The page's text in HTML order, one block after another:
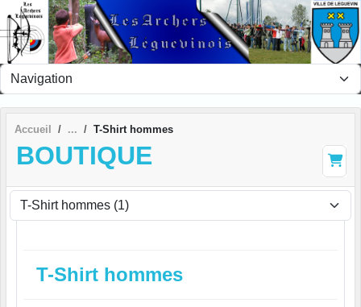
Accueil T-Shirt hommes
BOUTIQUE
T-Shirt hommes
Panneau de gestion des cookies